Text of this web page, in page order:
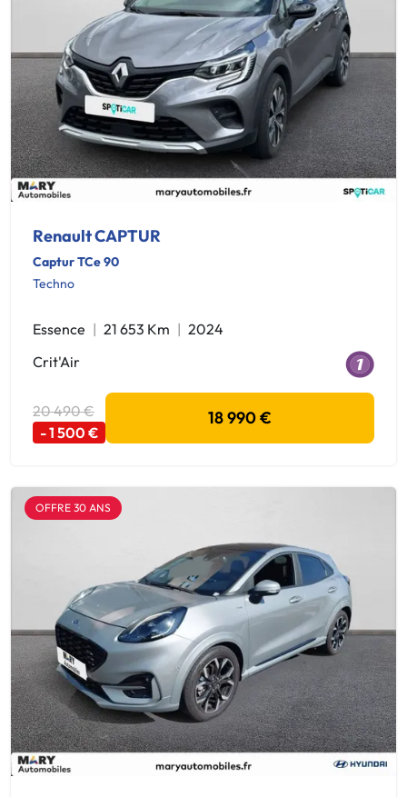
Renault CAPTUR
Captur TCe 90
Techno
Essence 21 653 Km
2024
Crit'Air
20 490 €
- 1 500 €
18 990 €
OFFRE 30 ANS